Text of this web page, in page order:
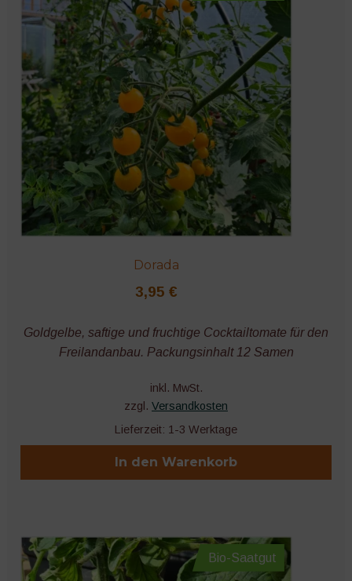
Dorada
3,95 €
Goldgelbe, saftige und fruchtige Cocktailtomate für den
Freilandanbau. Packungsinhalt 12 Samen
inkl. MwSt.
zzgl. Versandkosten
Lieferzeit: 1-3 Werktage
In den Warenkorb
Bio-Saatgut